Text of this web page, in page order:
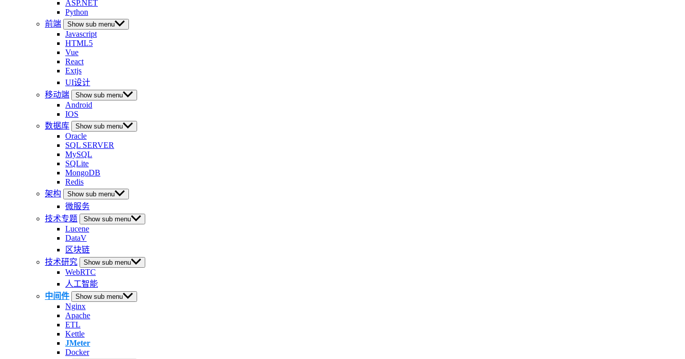
ASP.NET
Python
前端
Show sub menu
Javascript
HTML5
Vue
React
Extjs
UI设计
移动端
Show sub menu
Android
IOS
数据库
Show sub menu
Oracle
SQL SERVER
MySQL
SQLite
MongoDB
Redis
架构
Show sub menu
微服务
技术专题
Show sub menu
Lucene
DataV
区块链
技术研究
Show sub menu
WebRTC
人工智能
中间件
Show sub menu
Nginx
Apache
ETL
Kettle
JMeter
Docker